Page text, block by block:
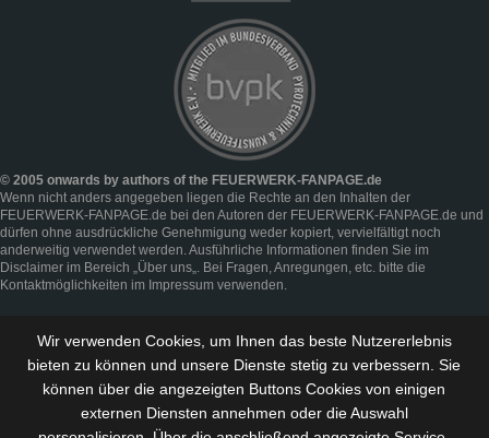
© 2005 onwards by authors of the FEUERWERK-FANPAGE.de
Wenn nicht anders angegeben liegen die Rechte an den Inhalten der
FEUERWERK-FANPAGE.de bei den Autoren der FEUERWERK-FANPAGE.de und
dürfen ohne ausdrückliche Genehmigung weder kopiert, vervielfältigt noch
anderweitig verwendet werden. Ausführliche Informationen finden Sie im
Disclaimer im Bereich „ Über uns „. Bei Fragen, Anregungen, etc. bitte die
Kontaktmöglichkeiten im Impressum verwenden.
Wir verwenden Cookies, um Ihnen das beste Nutzererlebnis
bieten zu können und unsere Dienste stetig zu verbessern . Sie
können über die angezeigten Buttons Cookies von einigen
externen Diensten annehmen oder die Auswahl